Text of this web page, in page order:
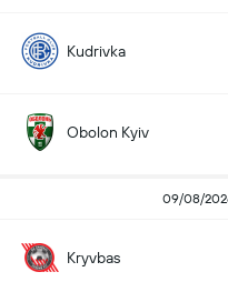
Kudrivka
Obolon Kyiv
09/08/
Kryvbas